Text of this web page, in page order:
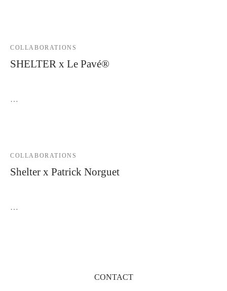
COLLABORATIONS
SHELTER x Le Pavé®
…
COLLABORATIONS
Shelter x Patrick Norguet
…
CONTACT